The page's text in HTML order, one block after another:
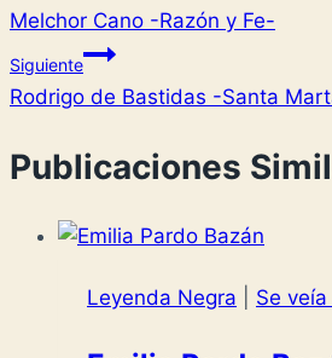
Melchor Cano -Razón y Fe-
Siguiente
Rodrigo de Bastidas -Santa
Publicaciones
Leyenda Negra Se